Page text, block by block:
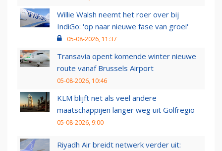
Willie Walsh neemt het roer over bij
IndiGo: 'op naar nieuwe fase van groei'
05-08-2026, 11:37
Transavia opent komende winter nieuwe
route vanaf Brussels Airport
05-08-2026, 10:46
KLM blijft net als veel andere
maatschappijen langer weg uit Golfregio
05-08-2026, 9:00
Riyadh Air breidt netwerk verder uit: